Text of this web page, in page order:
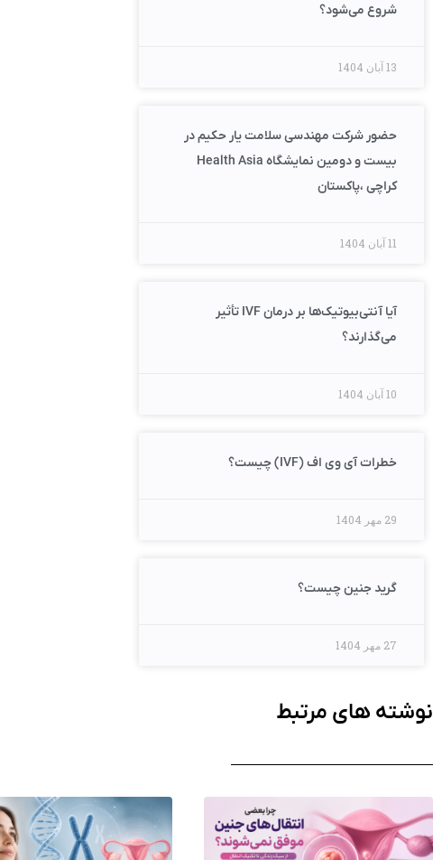
شروع می‌شود؟
13 آبان 1404
حضور شرکت مهندسی سلامت یار حکیم در
بیست و دومین نمایشگاه Health Asia
کراچی ،پاکستان
11 آبان 1404
آیا آنتی‌بیوتیک‌ها بر درمان IVF تأثیر
می‌گذارند؟
10 آبان 1404
خطرات آی وی اف (IVF) چیست؟
29 مهر 1404
گرید جنین چیست؟
27 مهر 1404
نوشته های مرتبط